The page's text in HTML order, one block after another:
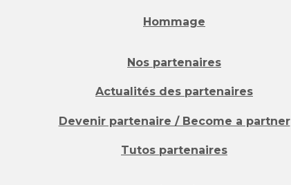
Hommage
Nos partenaires
Actualités des partenaires
Devenir partenaire / Become a partner
Tutos partenaires